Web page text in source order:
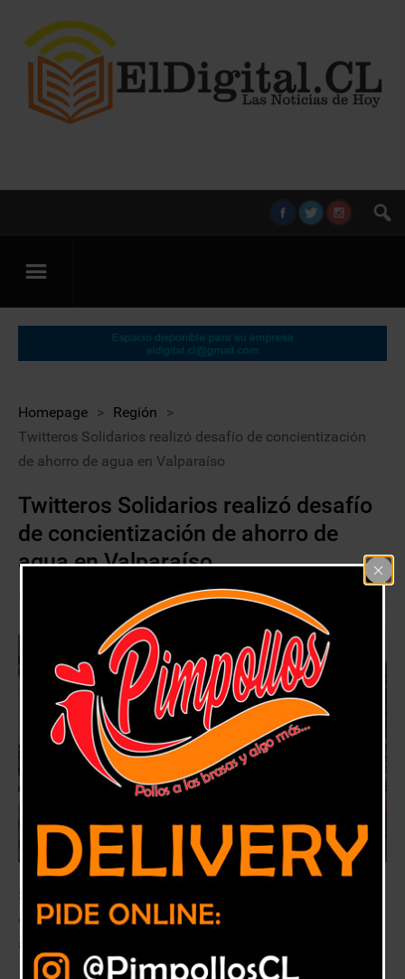
Homepage > Región
>
Twitteros Solidarios realizó desafío de concientización
de ahorro de agua en Valparaíso
Twitteros Solidarios realizó desafío
de concientización de ahorro de
agua en Valparaíso
200 niños disfrutaron del desafío “Agua es Vida” con actividades
deportivas al aire libre en playa Caleta Portales de Valparaíso con
acciones de ahorro de agua.